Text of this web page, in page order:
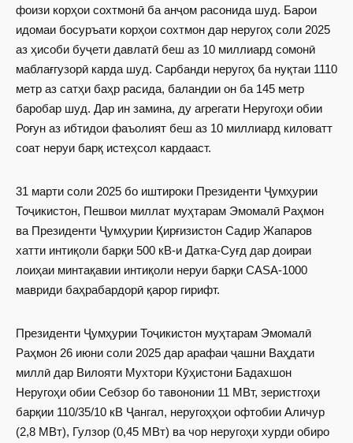
фоизи корҳои сохтмонӣ ба анҷом расонида шуд. Барои
идомаи босуръати корҳои сохтмон дар неругоҳ соли 2025
аз ҳисоби буҷети давлатӣ беш аз 10 миллиард сомонӣ
маблағгузорӣ карда шуд. Сарбанди неругоҳ ба нуқтаи 1110
метр аз сатҳи баҳр расида, баландии он ба 145 метр
баробар шуд. Дар ин замина, ду агрегати Неругоҳи обии
Роғун аз ибтидои фаъолият беш аз 10 миллиард киловатт
соат неруи барқ истеҳсол кардааст.
31 марти соли 2025 бо иштироки Президенти Ҷумҳурии
Тоҷикистон, Пешвои миллат муҳтарам Эмомалӣ Раҳмон
ва Президенти Ҷумҳурии Қирғизистон Садир Жапаров
хатти интиқоли барқи 500 кВ-и Датка-Суғд дар доираи
лоиҳаи минтақавии интиқоли неруи барқи CASA-1000
мавриди баҳрабардорӣ қарор гирифт.
Президенти Ҷумҳурии Тоҷикистон муҳтарам Эмомалӣ
Раҳмон 26 июни соли 2025 дар арафаи ҷашни Ваҳдати
миллӣ дар Вилояти Мухтори Кӯҳистони Бадахшон
Неругоҳи обии Себзор бо тавононии 11 МВт, зеристгоҳи
барқии 110/35/10 кВ Ҷангал, неругоҳҳои офтобии Аличур
(2,8 МВт), Гулзор (0,45 МВт) ва чор неругоҳи хурди обиро